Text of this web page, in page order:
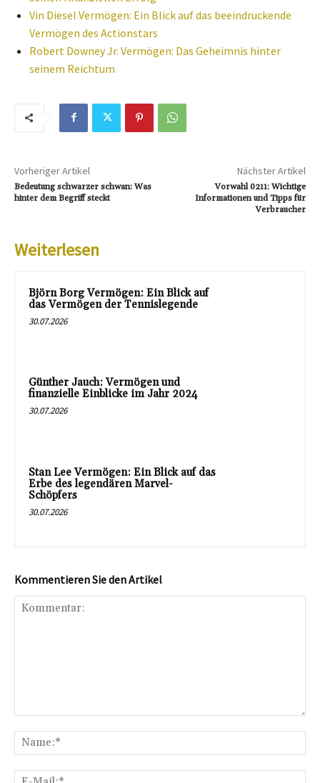
Vin Diesel Vermögen: Ein Blick auf das beeindruckende
Vermögen des Actionstars
Robert Downey Jr. Vermögen: Das Geheimnis hinter
seinem Reichtum
Vorheriger Artikel
Bedeutung schwarzer schwan: Was
hinter dem Begriff steckt
Nächster Artikel
Vorwahl 0211: Wichtige
Informationen und Tipps für
Verbraucher
Weiterlesen
Björn Borg Vermögen: Ein Blick auf
das Vermögen der Tennislegende
30.07.2026
Günther Jauch: Vermögen und
finanzielle Einblicke im Jahr 2024
30.07.2026
Stan Lee Vermögen: Ein Blick auf das
Erbe des legendären Marvel-
Schöpfers
30.07.2026
Kommentieren Sie den Artikel